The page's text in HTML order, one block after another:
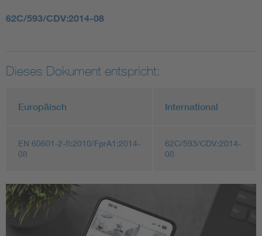
62C/593/CDV:2014-08
Dieses Dokument entspricht:
Europäisch International
EN 60601-2-8:2010/FprA1:2014-
08
62C/593/CDV:2014-
08